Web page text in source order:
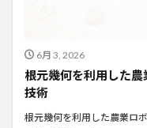
6月 3, 2026
根元幾何を利用した
技術
根元幾何を利用した農業ロ